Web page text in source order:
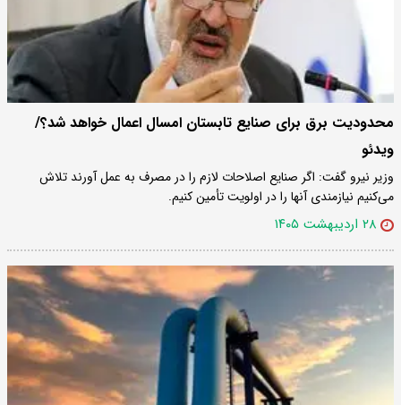
محدودیت برق برای صنایع تابستان امسال اعمال خواهد شد؟/
ویدئو
وزیر نیرو گفت: اگر صنایع اصلاحات لازم را در مصرف به عمل آورند تلاش
می‌کنیم نیازمندی آنها را در اولویت تأمین کنیم.
۲۸ اردیبهشت ۱۴۰۵